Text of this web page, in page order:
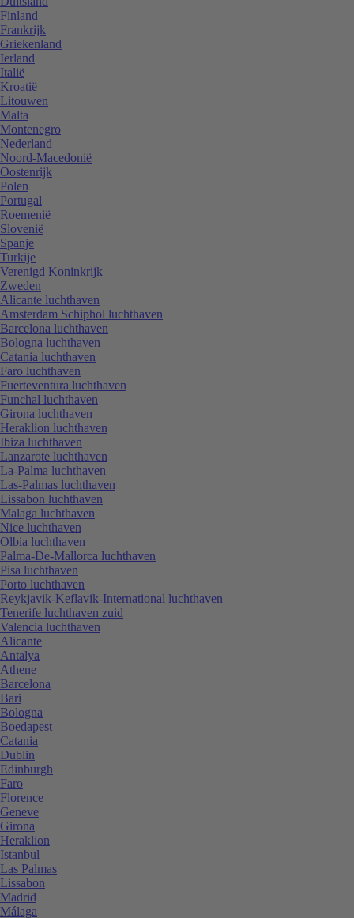
Finland
Frankrijk
Griekenland
Ierland
Italië
Kroatië
Litouwen
Malta
Montenegro
Nederland
Noord-Macedonië
Oostenrijk
Polen
Portugal
Roemenië
Slovenië
Spanje
Turkije
Verenigd Koninkrijk
Zweden
Alicante luchthaven
Amsterdam Schiphol luchthaven
Barcelona luchthaven
Bologna luchthaven
Catania luchthaven
Faro luchthaven
Fuerteventura luchthaven
Funchal luchthaven
Girona luchthaven
Heraklion luchthaven
Ibiza luchthaven
Lanzarote luchthaven
La-Palma luchthaven
Las-Palmas luchthaven
Lissabon luchthaven
Malaga luchthaven
Nice luchthaven
Olbia luchthaven
Palma-De-Mallorca luchthaven
Pisa luchthaven
Porto luchthaven
Reykjavik-Keflavik-International luchthaven
Tenerife luchthaven zuid
Valencia luchthaven
Alicante
Antalya
Athene
Barcelona
Bari
Bologna
Boedapest
Catania
Dublin
Edinburgh
Faro
Florence
Geneve
Girona
Heraklion
Istanbul
Las Palmas
Lissabon
Madrid
Málaga